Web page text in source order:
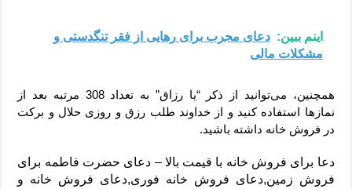
اینم ببین: دعای مجرب برای رهایی از فقر تنگدستی و
مشکلات مالی
همچنین، می‌توانید از ذکر “یا رزاق” به تعداد 308 مرتبه بعد از
نمازها استفاده کنید و از خداوند طلب رزق و روزی حلال و برکت
در فروش خانه داشته باشید.
دعا برای فروش خانه با قیمت بالا – دعای حضرت فاطمه برای
فروش زمین,دعای فروش خانه فوری,دعای فروش خانه و